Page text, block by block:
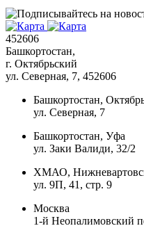
452606
Башкортостан,
г. Октябрьский
ул. Северная, 7, 452606
Башкортостан,
ул. Северная, 7
Башкортостан, Уфа
ул. Заки Валиди, 32/2
ХМАО,
ул. 9П, 41, стр. 9
Москва
1-й Неопалимовский